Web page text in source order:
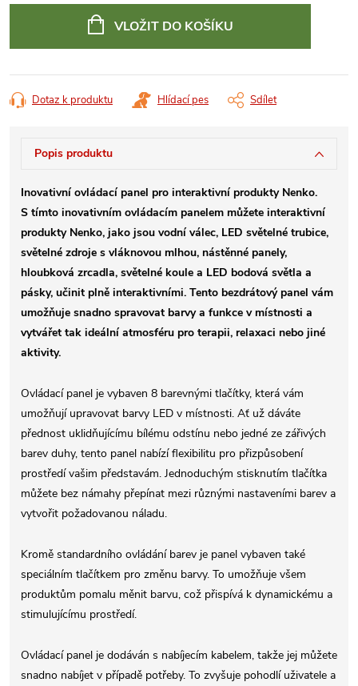
VLOŽIT DO KOŠÍKU
Dotaz k produktu Hlídací pes Sdílet
Popis produktu
Inovativní ovládací panel pro interaktivní produkty Nenko.
S tímto inovativním ovládacím panelem můžete interaktivní
produkty Nenko, jako jsou vodní válec, LED světelné trubice,
světelné zdroje s vláknovou mlhou, nástěnné panely,
hloubková zrcadla, světelné koule a LED bodová světla a
pásky, učinit plně interaktivními. Tento bezdrátový panel vám
umožňuje snadno spravovat barvy a funkce v místnosti a
vytvářet tak ideální atmosféru pro terapii, relaxaci nebo jiné
aktivity.
Ovládací panel je vybaven 8 barevnými tlačítky, která vám
umožňují upravovat barvy LED v místnosti. Ať už dáváte
přednost uklidňujícímu bílému odstínu nebo jedné ze zářivých
barev duhy, tento panel nabízí flexibilitu pro přizpůsobení
prostředí vašim představám. Jednoduchým stisknutím tlačítka
můžete bez námahy přepínat mezi různými nastaveními barev a
vytvořit požadovanou náladu.
Kromě standardního ovládání barev je panel vybaven také
speciálním tlačítkem pro změnu barvy. To umožňuje všem
produktům pomalu měnit barvu, což přispívá k dynamickému a
stimulujícímu prostředí.
Ovládací panel je dodáván s nabíjecím kabelem, takže jej můžete
snadno nabíjet v případě potřeby. To zvyšuje pohodlí uživatele a